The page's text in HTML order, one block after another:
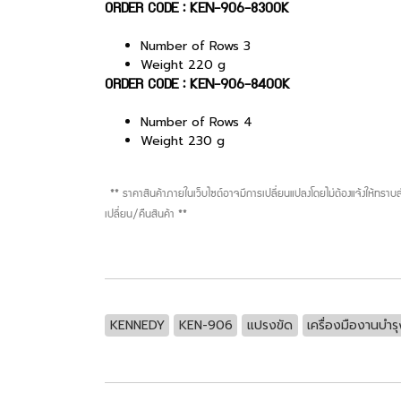
ORDER CODE : KEN-906-8300K
Number of Rows 3
Weight 220 g
ORDER CODE : KEN-906-8400K
Number of Rows 4
Weight 230 g
** ราคาสินค้าภายในเว็บไซต์อาจมีการเปลี่ยนแปลงโดยไม่ต้องแจ้งให้ท
เปลี่ยน/คืนสินค้า **
KENNEDY KEN-906 แปรงขัด เครื่องมืองานบำ